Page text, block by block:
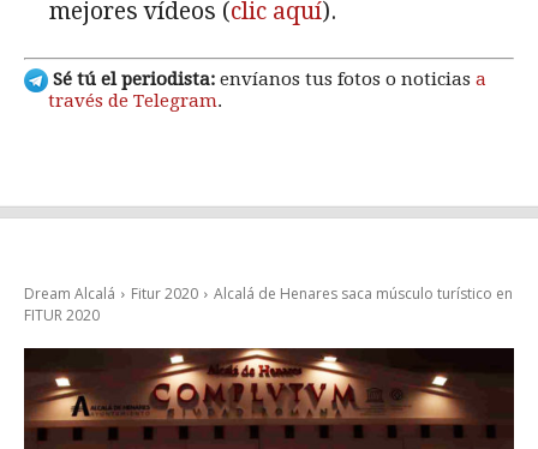
mejores vídeos (clic aquí).
Sé tú el periodista: envíanos tus fotos o noticias a
través de Telegram.